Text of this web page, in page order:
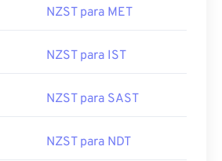
NZST para MET
NZST para IST
NZST para SAST
NZST para NDT